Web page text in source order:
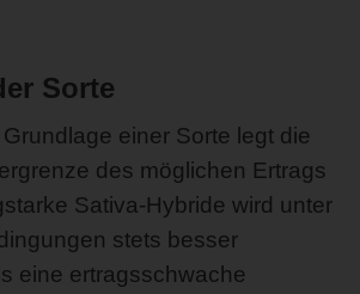
Sorte
einer Sorte legt die
des möglichen Ertrags
Sativa-Hybride wird unter
stets besser
eine ertragsschwache